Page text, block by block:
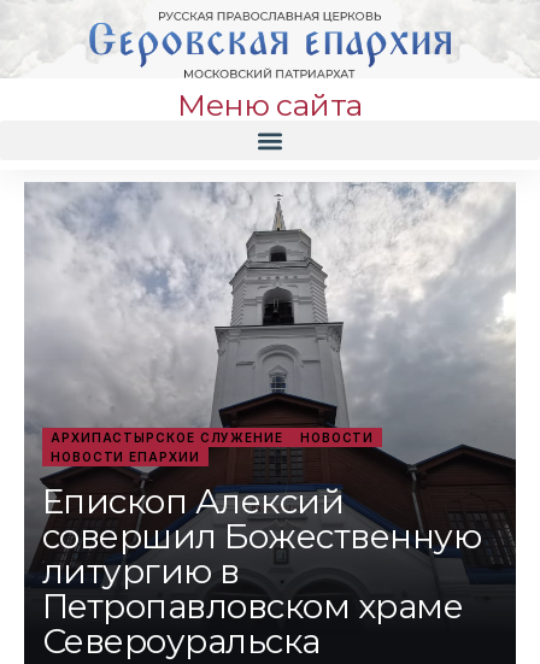
Меню сайта
АРХИПАСТЫРСКОЕ СЛУЖЕНИЕ
НОВОСТИ
НОВОСТИ ЕПАРХИИ
Епископ Алексий
совершил Божественную
литургию в
Петропавловском храме
Североуральска